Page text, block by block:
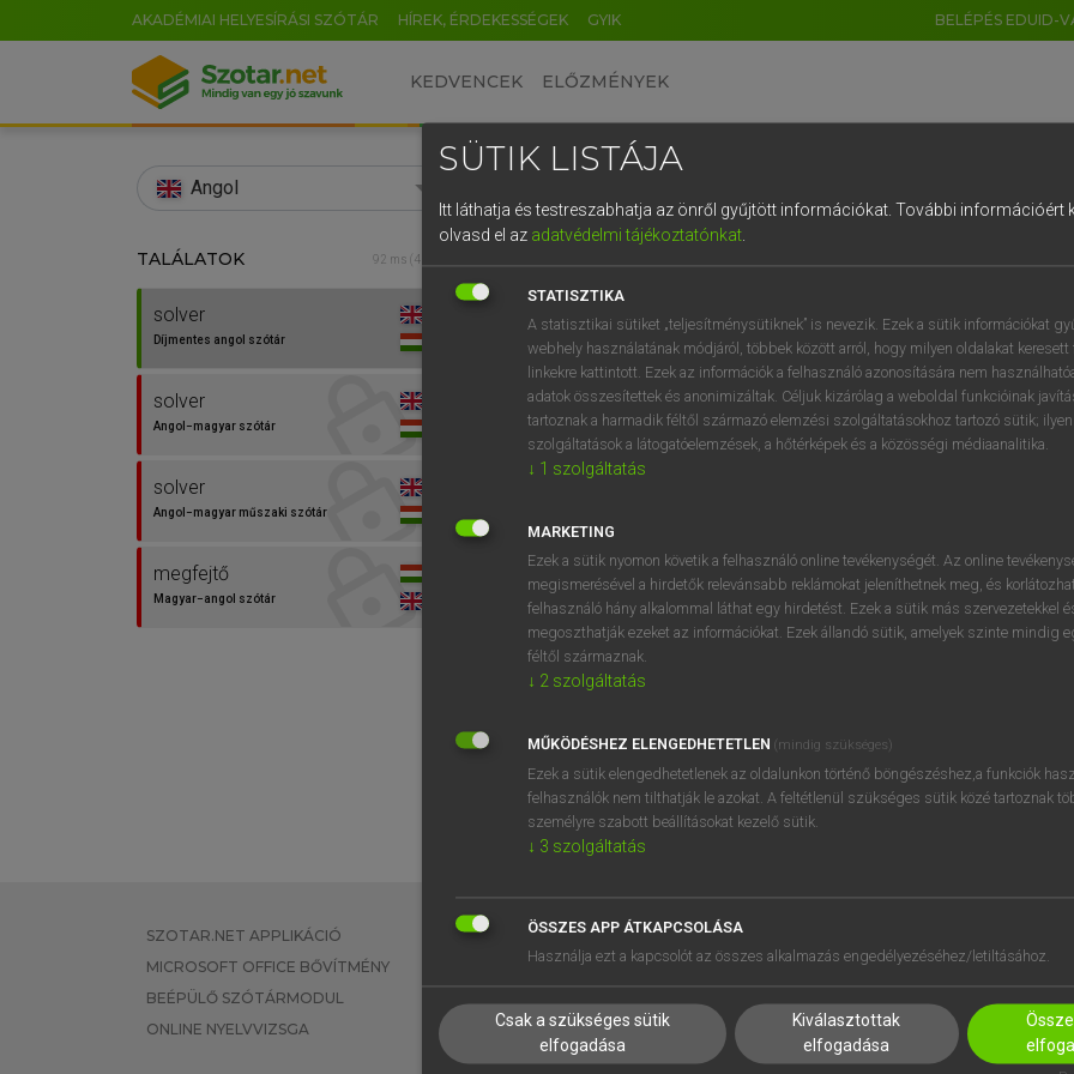
AKADÉMIAI HELYESÍRÁSI SZÓTÁR HÍREK, ÉRDEKESSÉGEK GYIK BELÉPÉS EDUID-
KEDVENCEK ELŐZMÉNYEK
Angol
TALÁLATOK 92 ms (4 db)
solver
Díjmentes angol szótár
solver
Angol−magyar szótár
solver
Angol−magyar műszaki szótár
megfejtő
Magyar−angol szótár
Díjmentes angol szótár
solver fn megfejtő
⚲ solverkeresése szótárainkban
SZOTAR.NET APPLIKÁCIÓ
MICROSOFT OFFICE BŐVÍTMÉNY
BEÉPÜLŐ SZÓTÁRMODUL
ONLINE NYELVVIZSGA
EGYÉNI FELHASZNÁLÓKNAK
TANULÓKNAK
VÁLLALATI MEGOLDÁSOK
SÚGÓ
RÓLUNK
SÜTI BEÁLLÍTÁSOK
SÜTIK LISTÁJA
Itt láthatja és testreszabhatja az önről gyűjtött információkat. További információért
olvasd el az adatvédelmi tájékoztatónkat.
STATISZTIKA
A statisztikai sütiket „teljesítménysütiknek” is nevezik. Ezek a sütik információkat
webhely használatának módjáról, többek között arról, hogy milyen oldalakat keresett
linkekre kattintott. Ezek az információk a felhasználó azonosítására nem
adatok összesítettek és anonimizáltak. Céljuk kizárólag a weboldal funkcióinak
tartoznak a harmadik féltől származó elemzési szolgáltatásokhoz tartozó sütik;
szolgáltatások a látogatóelemzések, a hőtérképek és a közösségi médiaanalitika.
↓ 1 szolgáltatás
MARKETING
Ezek a sütik nyomon követik a felhasználó online tevékenységét. Az online
megismerésével a hirdetők relevánsabb reklámokat jeleníthetnek meg, és
felhasználó hány alkalommal láthat egy hirdetést. Ezek a sütik más szervezetekkel
megoszthatják ezeket az információkat. Ezek állandó sütik, amelyek szinte mindig
féltől származnak.
↓ 2 szolgáltatás
MŰKÖDÉSHEZ ELENGEDHETETLEN (mindig szükséges)
Ezek a sütik elengedhetetlenek az oldalunkon történő böngészéshez,a funkciók
felhasználók nem tilthatják le azokat. A feltétlenül szükséges sütik közé tartoznak
személyre szabott beállításokat kezelő sütik.
↓ 3 szolgáltatás
ÖSSZES APP ÁTKAPCSOLÁSA
Használja ezt a kapcsolót az összes alkalmazás engedélyezéséhez/letiltásához.
Csak a szükséges sütik
elfogadása
Kiválasztottak
elfogadása
EN HU DE CN FR ES IT NL
0 1 2 3 4 5 6 7 8 9
q w e r t z u i
a s d f g h j k l é
í y x c v b n m , .